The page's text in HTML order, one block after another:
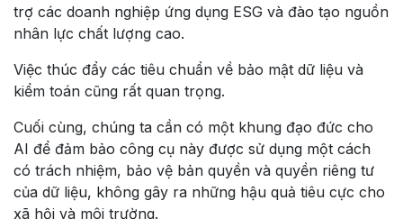
trợ các doanh nghiệp ứng dụng ESG và đào tạo nguồn
nhân lực chất lượng cao.
Việc thúc đẩy các tiêu chuẩn về bảo mật dữ liệu và
kiểm toán cũng rất quan trọng.
Cuối cùng, chúng ta cần có một khung đạo đức cho
AI để đảm bảo công cụ này được sử dụng một cách
có trách nhiệm, bảo vệ bản quyền và quyền riêng tư
của dữ liệu, không gây ra những hậu quả tiêu cực cho
xã hội và môi trường.